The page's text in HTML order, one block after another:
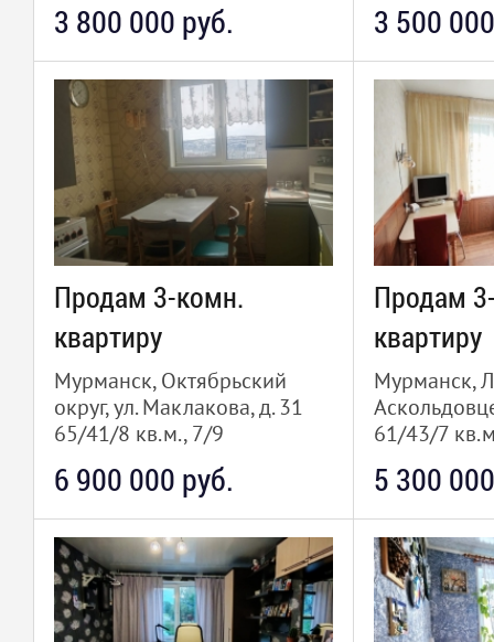
3 800 000 руб. 3 500
Продам 3-комн.
квартиру
Мурманск, Октябрьский
округ, ул. Маклакова, д. 31
65/41/8 кв.м., 7/9
6 900 000 руб.
Продам
квартиру
Мурманск,
61/43/7
5 300